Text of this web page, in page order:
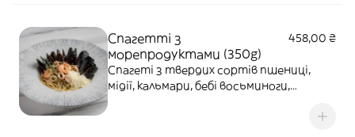
Спагетті з
морепродуктами (350g)
458,00 ₴
Спагеті з твердих сортів пшениці,
мідії, кальмари, бебі восьминоги,
перць чилі та каперси у соусі з білого